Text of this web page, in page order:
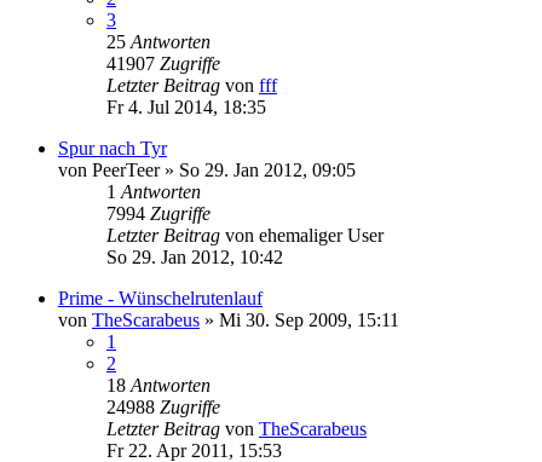
3
25 Antworten
41907 Zugriffe
Letzter Beitrag von fff
Fr 4. Jul 2014, 18:35
Spur nach Tyr
von PeerTeer» So 29. Jan 2012, 09:05
1 Antworten
7994 Zugriffe
Letzter Beitrag von ehemaliger User
So 29. Jan 2012, 10:42
Prime - Wünschelrutenlauf
von TheScarabeus » Mi 30. Sep 2009, 15:11
1
2
18 Antworten
24988 Zugriffe
Letzter Beitrag von TheScarabeus
Fr 22. Apr 2011, 15:53